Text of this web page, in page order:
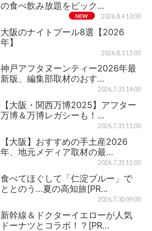
の食べ飲み放題をピック…
NEW 2026.8.4 13:00
大阪のナイトプール8選【2026
年】
2026.8.3 11:00
神戸アフタヌーンティー2026年最
新版、編集部取材のおす…
2026.7.31 14:00
【大阪・関西万博2025】アフター
万博＆万博レガシーも！…
2026.7.31 11:00
【大阪】おすすめの手土産2026
年、地元メディア取材の最…
2026.7.31 11:00
食べてほぐして「仁淀ブルー」で
ととのう…夏の高知旅[PR…
2026.7.30 09:00
新幹線＆ドクターイエローが人気
ドーナツとコラボ！？[PR…